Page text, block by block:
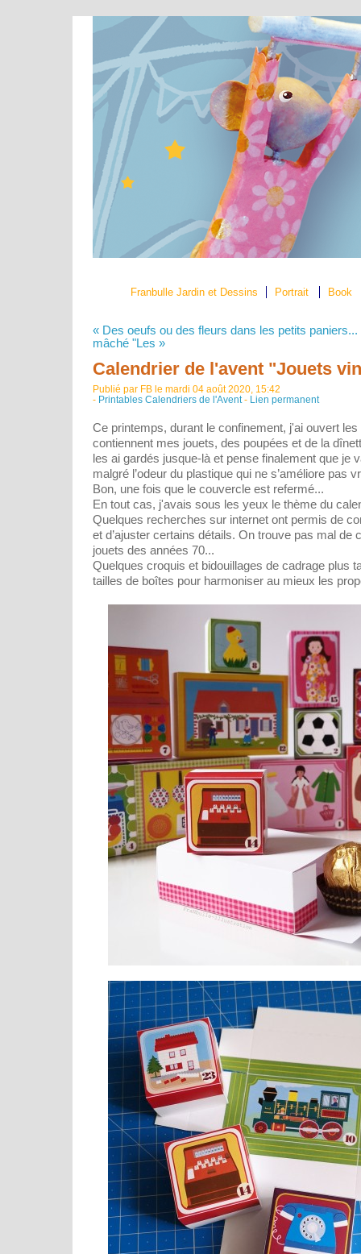
Franbulle Jardin et Dessins Portrait Book
« Des oeufs ou des fleurs dans les petits paniers...
mâché "Les »
Calendrier de l'avent "Jouets
Publié par FB le mardi 04 août 2020, 15:42
- Printables Calendriers de l'Avent - Lien permanent
Ce printemps, durant le confinement, j'ai ouvert
contiennent mes jouets, des poupées et de la
les ai gardés jusque-là et pense finalement que je
malgré l’odeur du plastique qui ne s’améliore pas
Bon, une fois que le couvercle est refermé...
En tout cas, j'avais sous les yeux le thème du
Quelques recherches sur internet ont permis de
et d’ajuster certains détails. On trouve pas mal de
jouets des années 70...
Quelques croquis et bidouillages de cadrage plus
tailles de boîtes pour harmoniser au mieux les